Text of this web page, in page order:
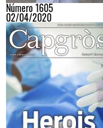
Número 1605
02/04/2020